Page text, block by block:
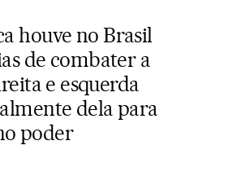
houve no Brasil
de combater a
e esquerda
dela para
poder